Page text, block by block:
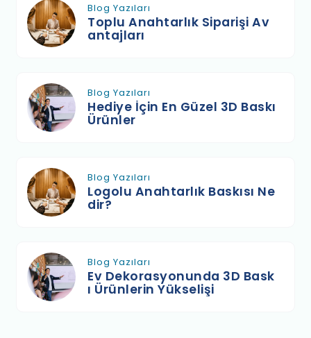
Blog Yazıları
Toplu Anahtarlık Siparişi Av
antajları
Blog Yazıları
Hediye İçin En Güzel 3D Baskı
Ürünler
Blog Yazıları
Logolu Anahtarlık Baskısı Ne
dir?
Blog Yazıları
Ev Dekorasyonunda 3D Bask
ı Ürünlerin Yükselişi